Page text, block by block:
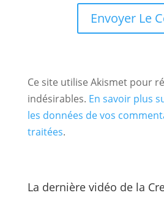
Ce site utilise Akismet pour
indésirables. En savoir plus
les données de vos
traitées.
La dernière vidéo de la